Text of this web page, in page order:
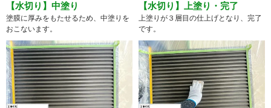
【水切り】中塗り
塗膜に厚みをもたせるため、中塗りを
おこないます。
【水切り】上塗り・完了
上塗りが３層目の仕上げとなり、完了
です。